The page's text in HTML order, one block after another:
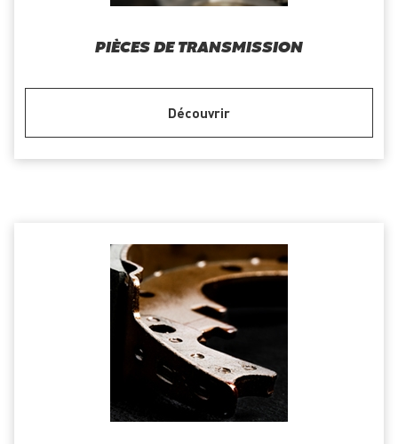
PIÈCES DE TRANSMISSION
Découvrir